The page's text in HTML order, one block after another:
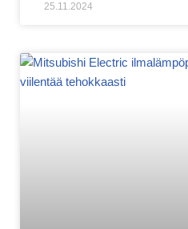
25.11.2024